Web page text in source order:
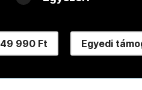
49 990 Ft Egyedi